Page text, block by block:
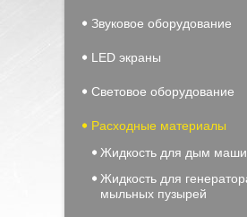
Звуковое оборудование
LED экраны
Световое оборудование
Расходные материалы
Жидкость для дым
Жидкость для
мыльных пузырей